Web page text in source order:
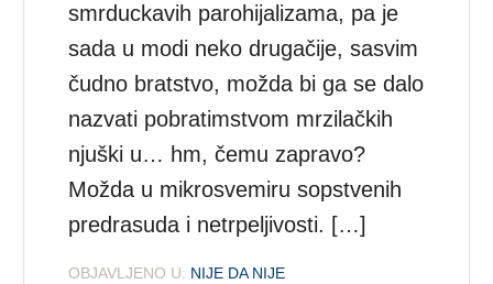
smrduckavih parohijalizama, pa je
sada u modi neko drugačije, sasvim
čudno bratstvo, možda bi ga se dalo
nazvati pobratimstvom mrzilačkih
njuški u… hm, čemu zapravo?
Možda u mikrosvemiru sopstvenih
predrasuda i netrpeljivosti. […]
OBJAVLJENO U: NIJE DA NIJE